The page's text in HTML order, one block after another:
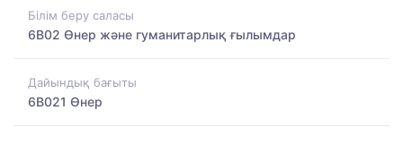
Білім беру саласы
6B02 Өнер және гуманитарлық ғылымдар
Дайындық бағыты
6B021 Өнер